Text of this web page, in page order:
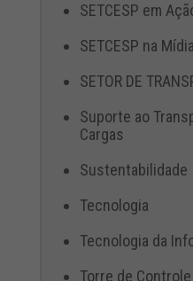
SETCESP em
SETCESP na Mídia
SETOR DE
Suporte ao
Cargas
Sustentabilidade
Tecnologia
Tecnologia da
Torre de Controle